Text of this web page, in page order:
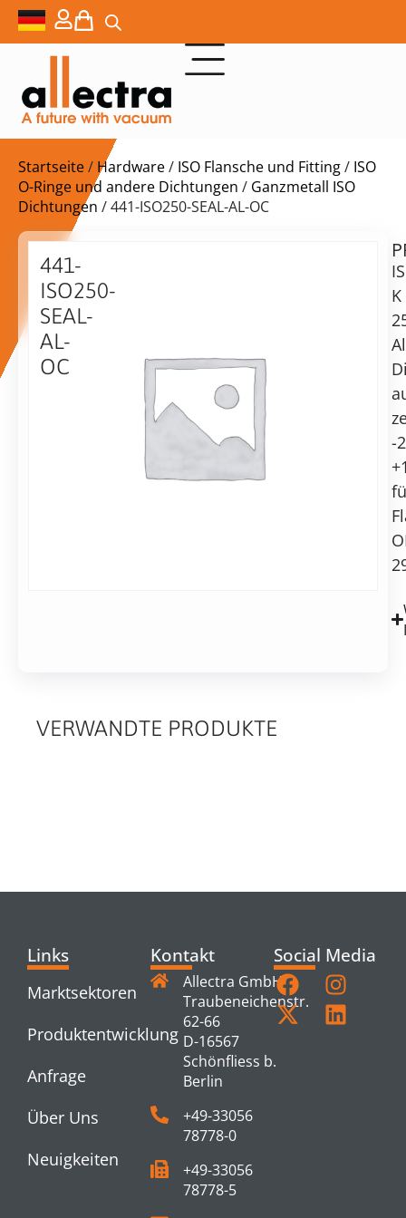
Startseite/ Hardware/ ISO Flansche und Fitting/ ISO
O-Ringe und andere Dichtungen / Ganzmetall ISO
Dichtungen / 441-ISO250-SEAL-AL-OC
441-
ISO250-
SEAL-
AL-
OC
$
auf
In den Warenkorb
Alternative:
K
-
VERWANDTE PRODUKTE
Links
Marktsektoren
Produktentwicklung
Anfrage
Über Uns
Neuigkeiten
Kontakt
Allectra GmbH
Traubeneichenstr.
62-66
D-16567
Schönfliess b.
Berlin
+49-33056
78778-0
+49-33056
78778-5
Social Media